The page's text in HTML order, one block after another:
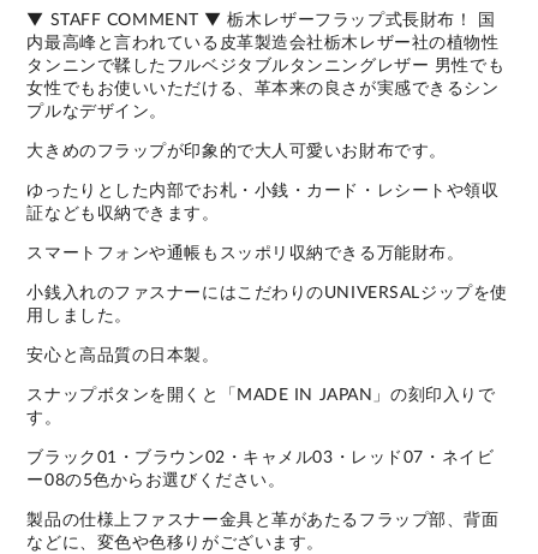
▼ STAFF COMMENT ▼ 栃木レザーフラップ式長財布！ 国
内最高峰と言われている皮革製造会社栃木レザー社の植物性
タンニンで鞣したフルベジタブルタンニングレザー 男性でも
女性でもお使いいただける、革本来の良さが実感できるシン
プルなデザイン。
大きめのフラップが印象的で大人可愛いお財布です。
ゆったりとした内部でお札・小銭・カード・レシートや領収
証なども収納できます。
スマートフォンや通帳もスッポリ収納できる万能財布。
小銭入れのファスナーにはこだわりのUNIVERSALジップを使
用しました。
安心と高品質の日本製。
スナップボタンを開くと「MADE IN JAPAN」の刻印入りで
す。
ブラック01・ブラウン02・キャメル03・レッド07・ネイビ
ー08の5色からお選びください。
製品の仕様上ファスナー金具と革があたるフラップ部、背面
などに、変色や色移りがございます。